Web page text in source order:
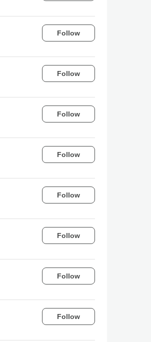
Follow
Follow
Follow
Follow
Follow
Follow
Follow
Follow